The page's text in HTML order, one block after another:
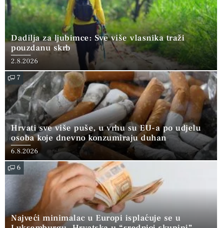
Dadilja za ljubimce: Sve više vlasnika traži
pouzdanu skrb
2.8.2026
7
Hrvati sve više puše, u vrhu su EU-a po udjelu
osoba koje dnevno konzumiraju duhan
6.8.2026
6
Najveći minimalac u Europi isplaćuje se u